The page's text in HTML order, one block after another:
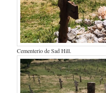
Cementerio de Sad Hill.